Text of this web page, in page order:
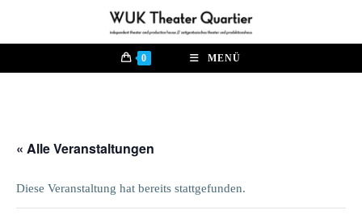
springen
0 MENÜ
« Alle Veranstaltungen
Diese Veranstaltung hat bereits stattgefunden.